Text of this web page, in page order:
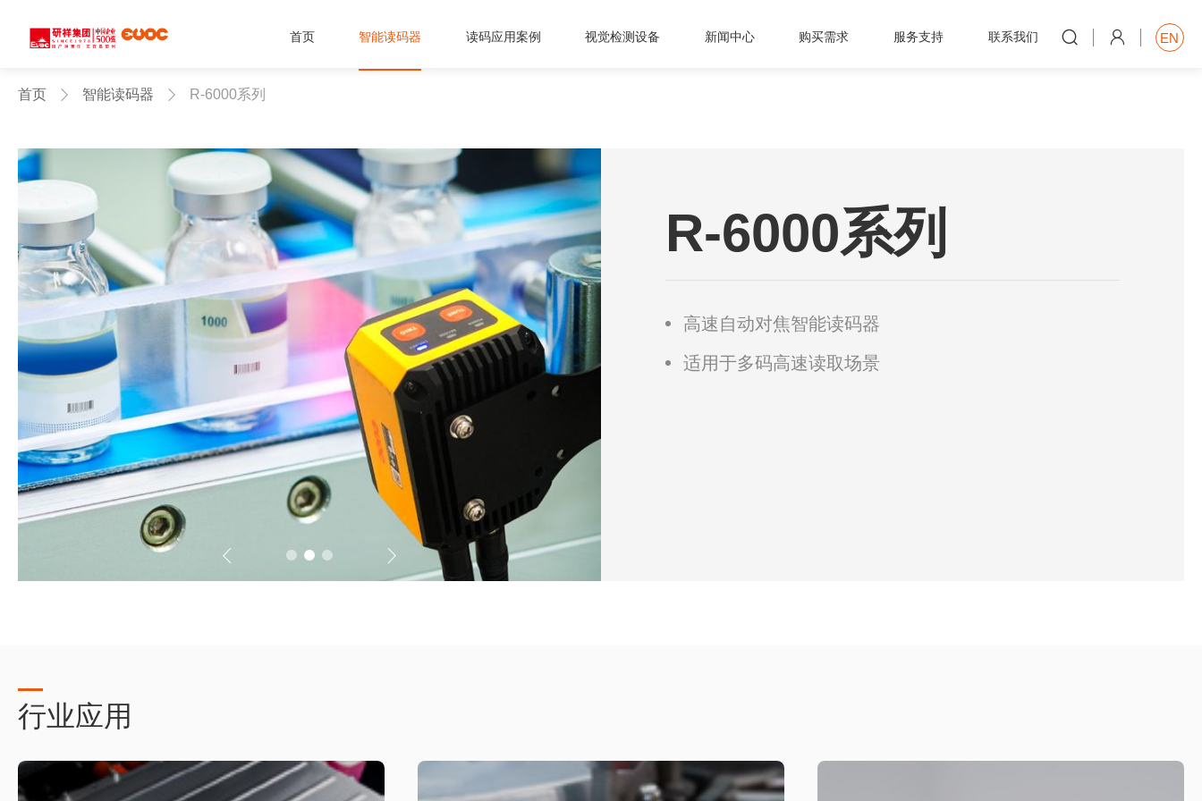
首页 智能读码器 读码应用案例 视觉检测设备 新闻中心 购买需求 服务支持 联系我们

 EN
首页  智能读码器  R-6000系列
𐃮

R-6000系列
高速自动对焦智能读码器
适用于多码高速读取场景
行业应用